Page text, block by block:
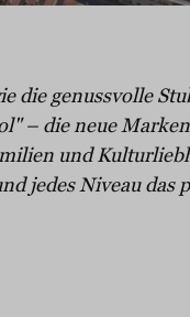
die genussvolle
– die neue
und
jedes Niveau das